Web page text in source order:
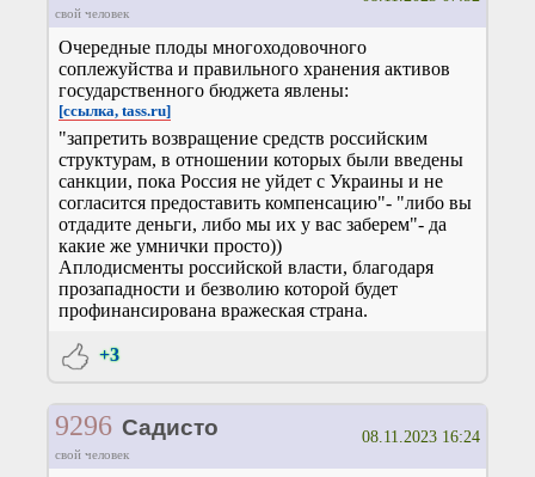
свой человек
Очередные плоды многоходовочного
соплежуйства и правильного хранения активов
государственного бюджета явлены:
[ссылка, tass.ru]
"запретить возвращение средств российским
структурам, в отношении которых были введены
санкции, пока Россия не уйдет с Украины и не
согласится предоставить компенсацию"- "либо вы
отдадите деньги, либо мы их у вас заберем"- да
какие же умнички просто))
Аплодисменты российской власти, благодаря
прозападности и безволию которой будет
профинансирована вражеская страна.
+3
9296 Садисто
свой человек
08.11.2023 16:24